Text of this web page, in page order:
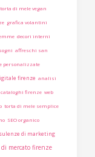
torta di mele vegan
grafica volantini
decori interni
affreschi san
personalizzate
firenze analisi
cataloghi firenze web
torta di mele semplice
SEO organico
di marketing
mercato firenze